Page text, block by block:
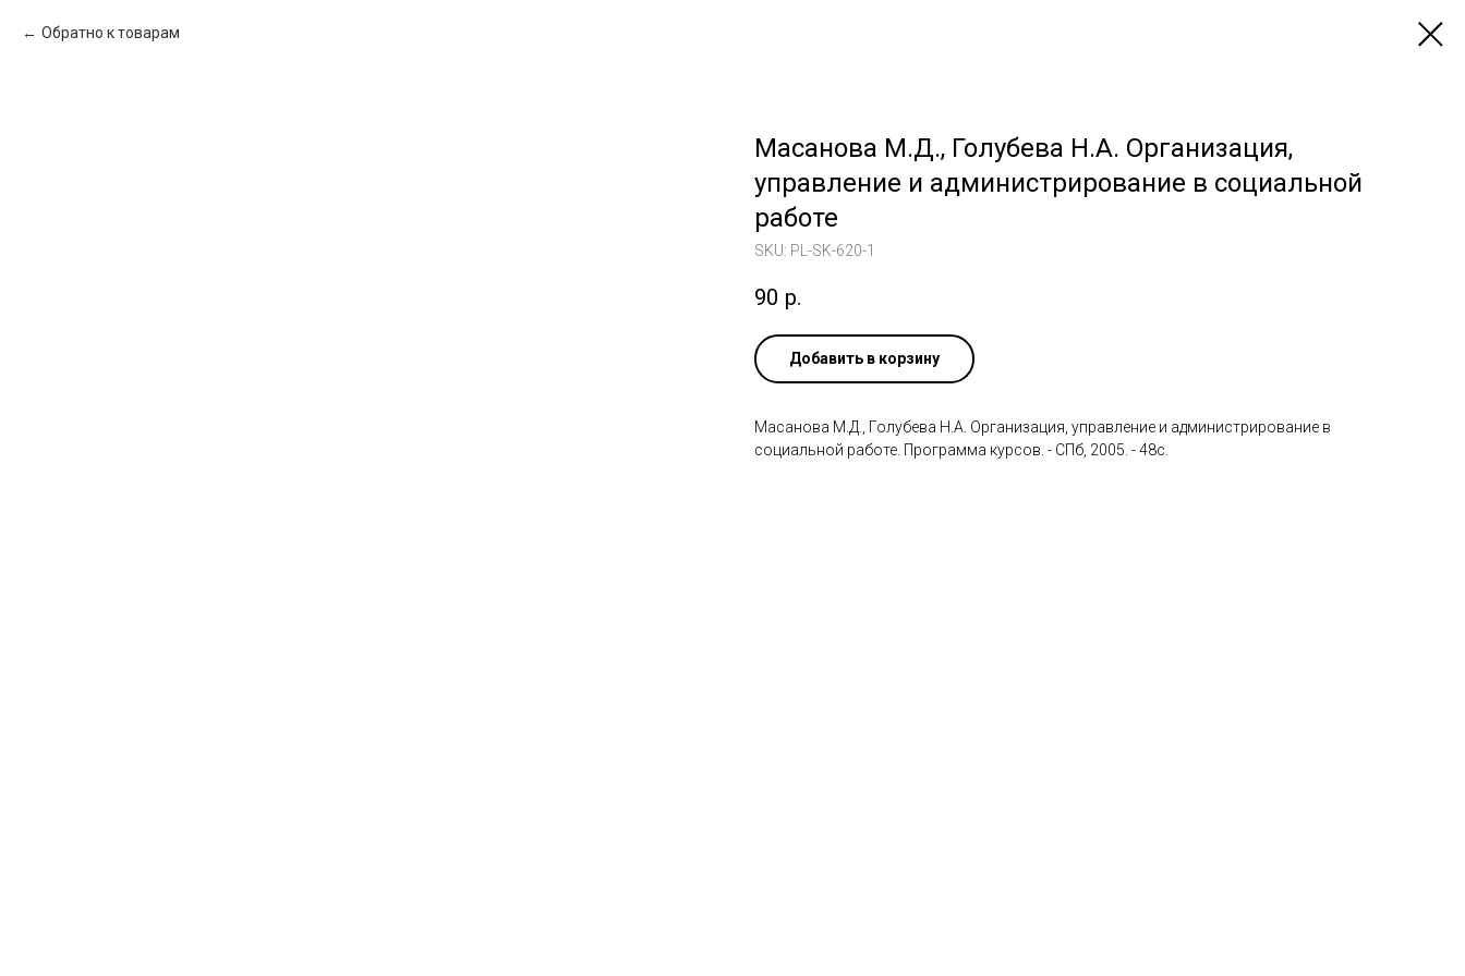
Обратно к товарам
Масанова М.Д., Голубева Н.А. Организация,
управление и администрирование в социальной
работе
SKU: PL-SK-620-1
90 р.
Добавить в корзину
Масанова М.Д., Голубева Н.А. Организация, управление и администрирование в
социальной работе. Программа курсов. - СПб, 2005. - 48с.